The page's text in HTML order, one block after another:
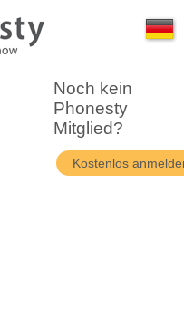
Noch kein
Phonesty
Mitglied?